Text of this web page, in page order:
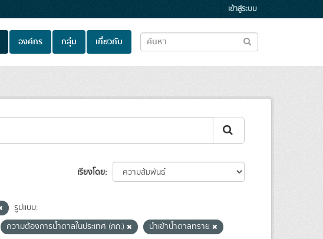
เข้าสู่ระบบ
องค์กร กลุ่ม เกี่ยวกับ
เรียงโดย
รูปแบบ:
ความต้องการน้ำตาลในประเทศ (กก.)
นำเข้าน้ำตาลทราย